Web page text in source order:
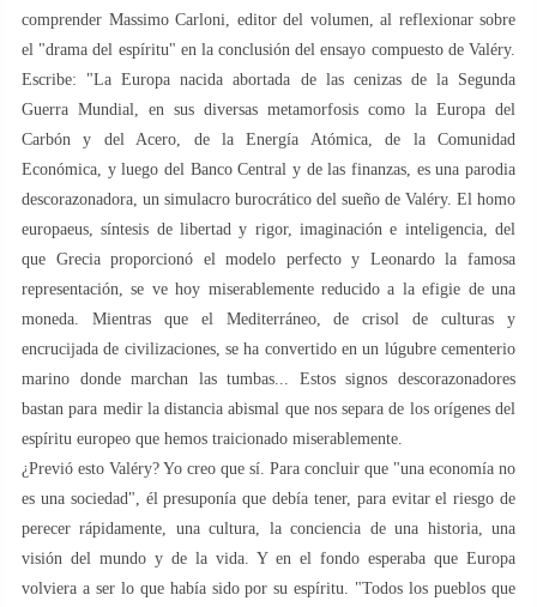
comprender Massimo Carloni, editor del volumen, al reflexionar sobre
el "drama del espíritu" en la conclusión del ensayo compuesto de Valéry.
Escribe: "La Europa nacida abortada de las cenizas de la Segunda
Guerra Mundial, en sus diversas metamorfosis como la Europa del
Carbón y del Acero, de la Energía Atómica, de la Comunidad
Económica, y luego del Banco Central y de las finanzas, es una parodia
descorazonadora, un simulacro burocrático del sueño de Valéry. El homo
europaeus, síntesis de libertad y rigor, imaginación e inteligencia, del
que Grecia proporcionó el modelo perfecto y Leonardo la famosa
representación, se ve hoy miserablemente reducido a la efigie de una
moneda. Mientras que el Mediterráneo, de crisol de culturas y
encrucijada de civilizaciones, se ha convertido en un lúgubre cementerio
marino donde marchan las tumbas... Estos signos descorazonadores
bastan para medir la distancia abismal que nos separa de los orígenes del
espíritu europeo que hemos traicionado miserablemente.
¿Previó esto Valéry? Yo creo que sí. Para concluir que "una economía no
es una sociedad", él presuponía que debía tener, para evitar el riesgo de
perecer rápidamente, una cultura, la conciencia de una historia, una
visión del mundo y de la vida. Y en el fondo esperaba que Europa
volviera a ser lo que había sido por su espíritu. "Todos los pueblos que